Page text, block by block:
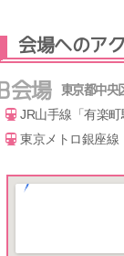
会場へのア
B会場 東京都中央
JR山手線「有楽
東京メトロ銀座線